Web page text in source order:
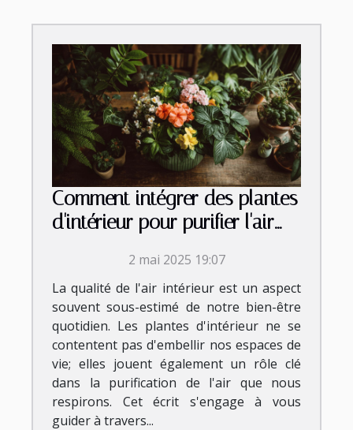
Comment intégrer des plantes
d'intérieur pour purifier l'air
2 mai 2025 19:07
La qualité de l'air intérieur est un aspect
souvent sous-estimé de notre bien-être
quotidien. Les plantes d'intérieur ne se
contentent pas d'embellir nos espaces de
vie; elles jouent également un rôle clé
dans la purification de l'air que nous
respirons. Cet écrit s'engage à vous
guider à travers...